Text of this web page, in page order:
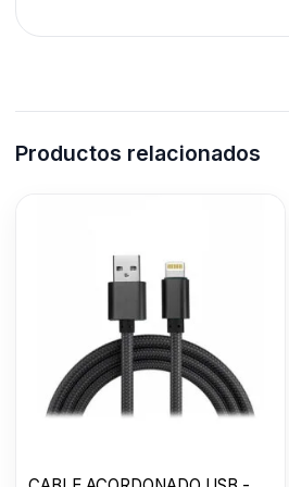
Productos relacionados